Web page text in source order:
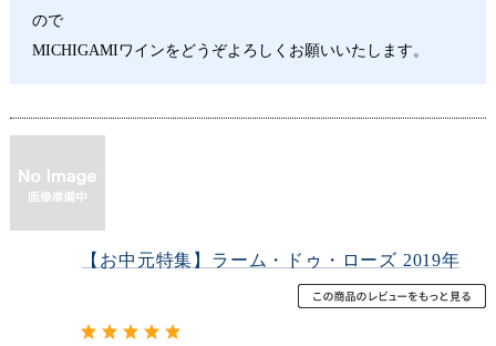
ので
MICHIGAMIワインをどうぞよろしくお願いいたします。
【お中元特集】ラーム・ドゥ・ローズ 2019年